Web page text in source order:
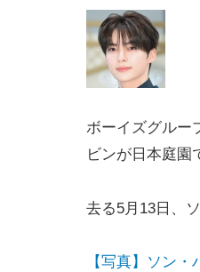
ボーイズグルー
ビンが日本庭園
去る5月13日、
【写真】ソン